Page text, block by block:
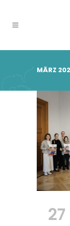
MÄRZ